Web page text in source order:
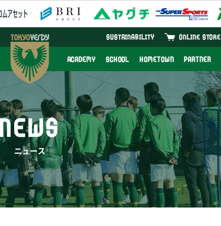
ONLINE STORE
SUSTAINABILITY
ACADEMY SCHOOL HOMETOWN PARTNER
ニュース